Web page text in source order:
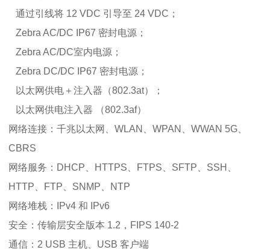
通过引线将 12 VDC 引导至 24 VDC；
Zebra AC/DC IP67 密封电源；
Zebra AC/DC室内电源；
Zebra DC/DC IP67 密封电源；
以太网供电＋注入器（802.3at）；
以太网供电注入器 （802.3af）
网络连接：千兆以太网、WLAN、WPAN、WWAN 5G、
CBRS
网络服务：DHCP、HTTPS、FTPS、SFTP、SSH、
HTTP、FTP、SNMP、NTP
网络堆栈：IPv4 和 IPv6
安全：传输层安全版本 1.2，FIPS 140-2
通信：2 USB 主机、USB 客户端